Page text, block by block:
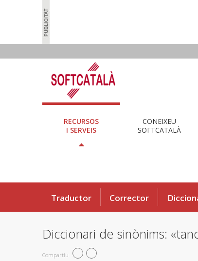
RECURSOS
I SERVEIS
CONEIXEU
SOFTCATALÀ
Traductor Corrector
Diccionari de sinònims:
Compartiu